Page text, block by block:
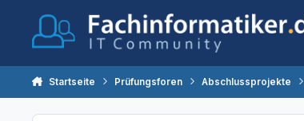
Startseite Prüfungsforen Abschlussprojekte